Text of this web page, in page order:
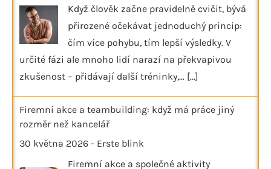
Když člověk začne pravidelně cvičit, bývá
přirozené očekávat jednoduchý princip:
čím více pohybu, tím lepší výsledky. V
určité fázi ale mnoho lidí narazí na překvapivou
zkušenost – přidávají další tréninky,… [...]
Firemní akce a teambuilding: když má práce jiný
rozměr než kancelář
30 května 2026 - Erste blink
Firemní akce a společné aktivity